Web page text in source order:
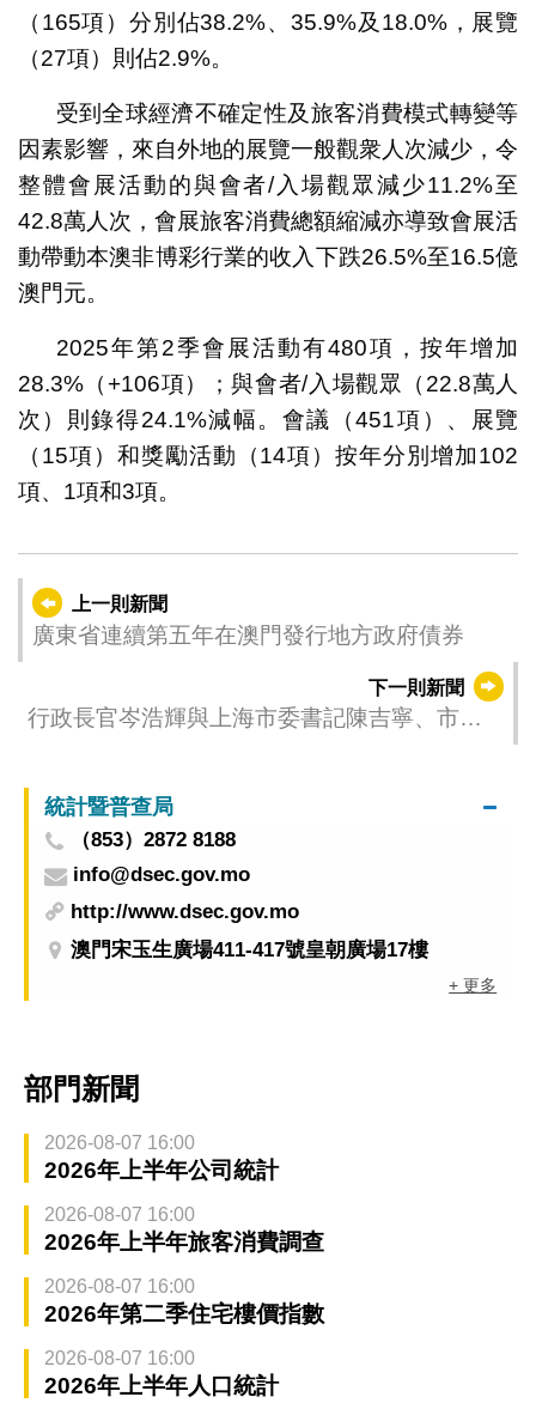
（165項）分別佔38.2%、35.9%及18.0%，展覽
（27項）則佔2.9%。
受到全球經濟不確定性及旅客消費模式轉變等
因素影響，來自外地的展覽一般觀衆人次減少，令
整體會展活動的與會者/入場觀眾減少11.2%至
42.8萬人次，會展旅客消費總額縮減亦導致會展活
動帶動本澳非博彩行業的收入下跌26.5%至16.5億
澳門元。
2025年第2季會展活動有480項，按年增加
28.3%（+106項）；與會者/入場觀眾（22.8萬人
次）則錄得24.1%減幅。會議（451項）、展覽
（15項）和獎勵活動（14項）按年分別增加102
項、1項和3項。
上一則新聞
廣東省連續第五年在澳門發行地方政府債券
下一則新聞
行政長官岑浩輝與上海市委書記陳吉寧、市長
統計暨普查局
（853）2872 8188
info@dsec.gov.mo
http://www.dsec.gov.mo
澳門宋玉生廣場411-417號皇朝廣場17樓
+ 更多
部門新聞
2026-08-07 16:00
2026年上半年公司統計
2026-08-07 16:00
2026年上半年旅客消費調查
2026-08-07 16:00
2026年第二季住宅樓價指數
2026-08-07 16:00
2026年上半年人口統計